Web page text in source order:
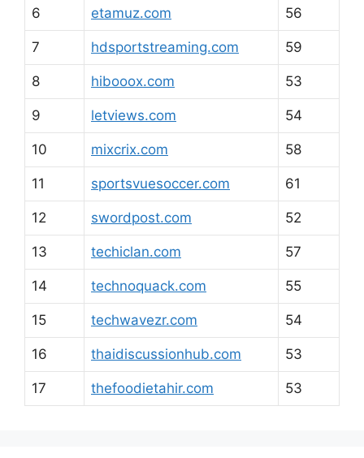
6 etamuz.com 56
7 hdsportstreaming.com 59
8 hibooox.com 53
9 letviews.com 54
10 mixcrix.com 58
11 sportsvuesoccer.com 61
12 swordpost.com 52
13 techiclan.com 57
14 technoquack.com 55
15 techwavezr.com 54
16 thaidiscussionhub.com 53
17 thefoodietahir.com 53